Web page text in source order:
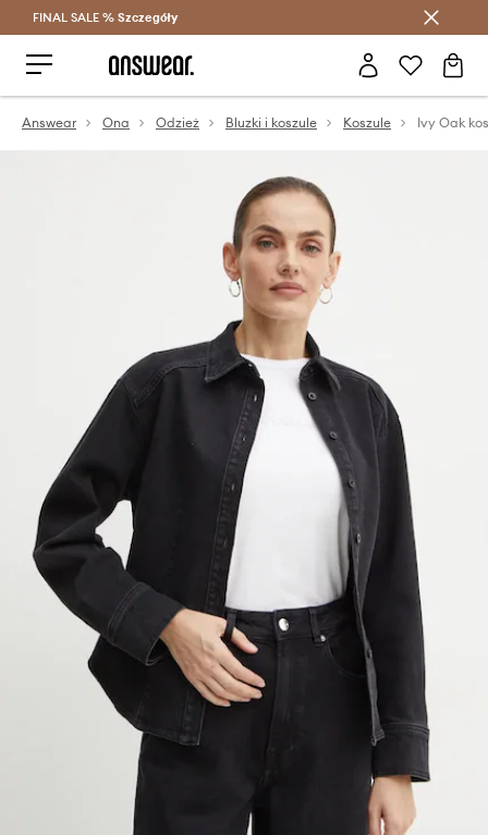
Oszczędzaj z Answear Club >
FINAL SALE % Szczegóły
Answear Ona Odzież Bluzki i koszule Koszule Ivy Oak